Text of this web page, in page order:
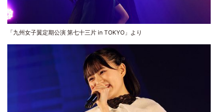
「九州女子翼定期公演 第七十三片 in TOKYO」より